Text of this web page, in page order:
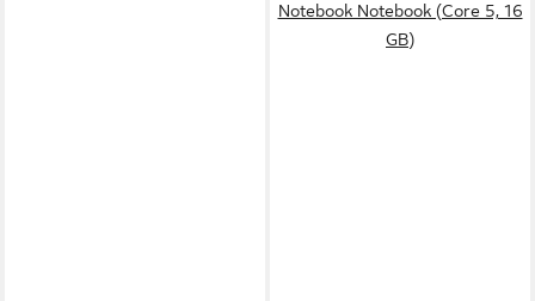
Notebook Notebook (Core 5, 16
GB)